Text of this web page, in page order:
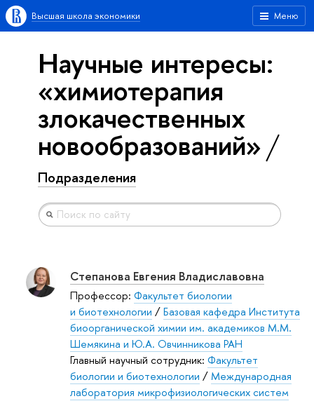
Меню
Высшая школа экономики
Научные интересы:
«химиотерапия
злокачественных
новообразований»
Подразделения
Степанова Евгения Владиславовна
Профессор: Факультет биологии
и биотехнологии /Базовая кафедра Института
биоорганической химии им. академиков М.М.
Шемякина и Ю.А. Овчинникова РАН
Главный научный сотрудник: Факультет
биологии и биотехнологии /Международная
лаборатория микрофизиологических систем